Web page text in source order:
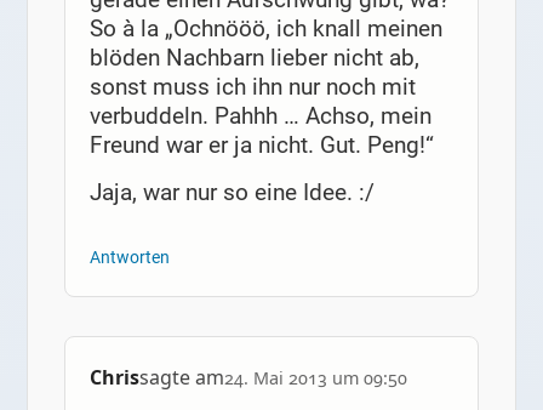
So à la „Ochnööö, ich knall meinen
blöden Nachbarn lieber nicht ab,
sonst muss ich ihn nur noch mit
verbuddeln. Pahhh … Achso, mein
Freund war er ja nicht. Gut. Peng!“
Jaja, war nur so eine Idee. :/
Antworten
Chrissagte am24. Mai 2013 um 09:50